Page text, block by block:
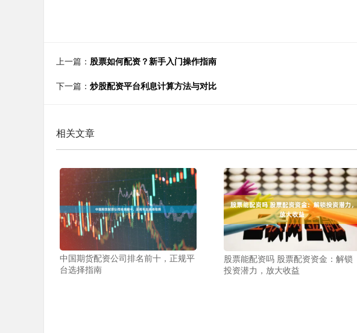
上一篇： 股票如何配资？新手入门操作指南
下一篇： 炒股配资平台利息计算方法与对比
相关文章
中国期货配资公司排名前十，正规平
台选择指南
股票能配资吗 股票配资资金：解锁
投资潜力，放大收益